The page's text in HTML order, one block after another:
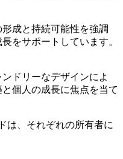
成と持続可能性を強調
をサポートしています。
ドリーなデザインによ
個人の成長に焦点を当て
は、それぞれの所有者に